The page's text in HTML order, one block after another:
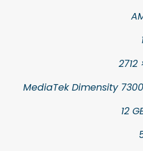
2712
MediaTek Dimensity
12